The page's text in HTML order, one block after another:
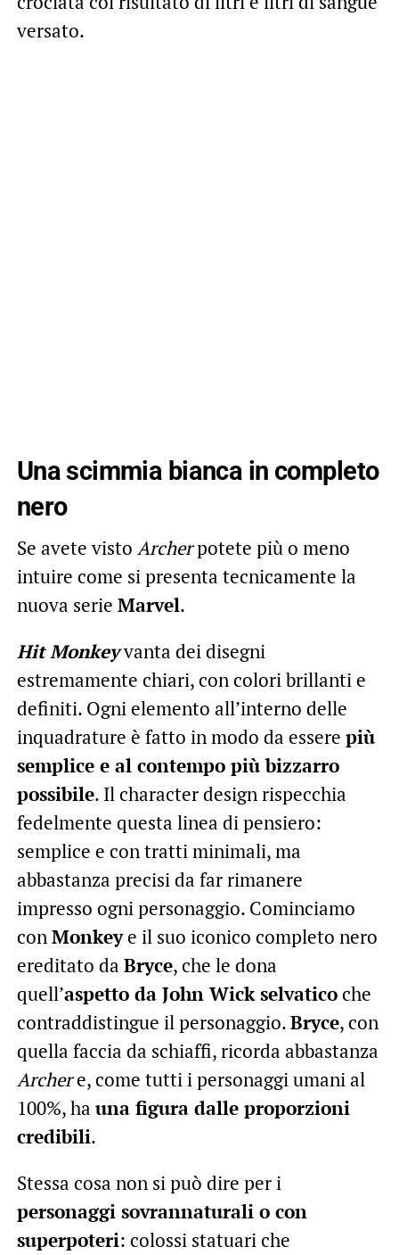
versato.
Una scimmia bianca in completo
nero
Se avete visto Archerpotete più o meno
intuire come si presenta tecnicamente la
nuova serie Marvel.
Hit Monkeyvanta dei disegni
estremamente chiari, con colori brillanti e
definiti. Ogni elemento all’interno delle
inquadrature è fatto in modo da essere più
semplice e al contempo più bizzarro
possibile. Il character design rispecchia
fedelmente questa linea di pensiero:
semplice e con tratti minimali, ma
abbastanza precisi da far rimanere
impresso ogni personaggio. Cominciamo
conMonkeye il suo iconico completo nero
ereditato da Bryce, che le dona
quell’aspetto da John Wick selvaticoche
contraddistingue il personaggio.Bryce, con
quella faccia da schiaffi, ricorda abbastanza
Archere, come tutti i personaggi umani al
100%, ha una figura dalle proporzioni
credibili.
Stessa cosa non si può dire per i
personaggi sovrannaturali o con
superpoteri: colossi statuari che